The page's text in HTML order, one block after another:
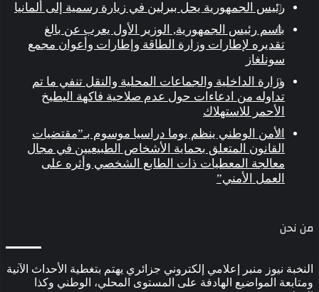
رئيس الجمهورية يحل ببرلين في زيارة رسمية إلى ألمانيا
باسم رئيس الجمهورية, الوزير الأول يعرب عن بالغ
تقديره لإطارات وزارة الطاقة وإطارات وأعوان مجمع
سونلغاز
وزارة الداخلية والجماعات المحلية والنقل تنفي ما تم
تداوله من ادعاءات حول عدم صلاحية فاكهة البطيخ
الأحمر للاستهلاك
الأمن الوطني ينظم يوما دراسيا موسوم بـ”مقتضيات
القانون المتعلق بحماية الأشخاص الطبيعيين في مجال
معالجة المعطيات ذات الطابع الشخصي وأثره على
العمل الأمني”
من نحن
النخبة نيوز منبر إعلامي إلكتروني جزائري يهتم بتغطية الأحداث الآنية
ومتابعة المواضيع الهادفة على المستوى المحلي، الوطني وكذا